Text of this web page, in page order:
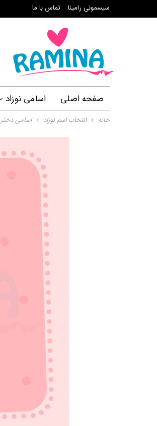
سیسمونی رامینا تماس با ما
صفحه اصلی اسامی نوزاد
خانه انتخاب اسم نوزاد اسامی دختر